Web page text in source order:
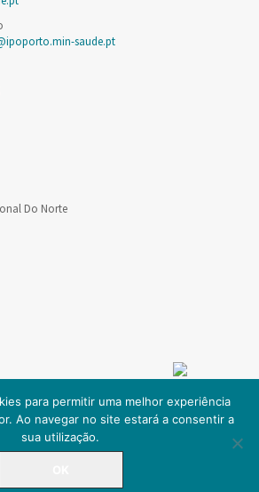
saude.pt
Do Norte
os direitos reservados.
para permitir uma melhor experiência
Ao navegar no site estará a consentir a
sua utilização.